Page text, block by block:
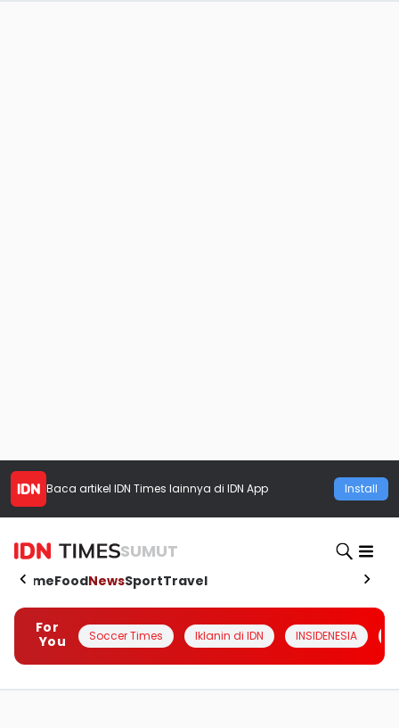
Baca artikel IDN Times lainnya di IDN App Install
SUMUT
HomeFoodNewsSportTravel
For
You
Soccer Times Iklanin di IDN INSIDENESIA